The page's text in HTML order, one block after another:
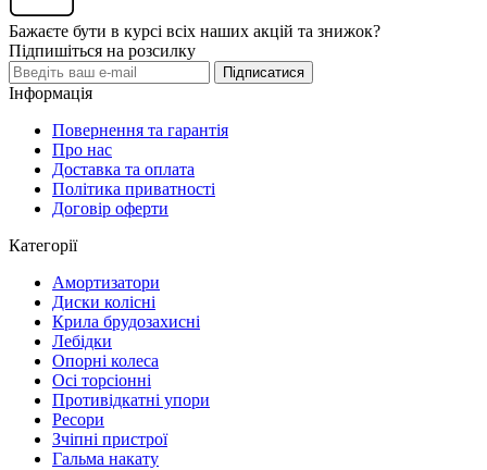
Бажаєте бути в курсі всіх наших акцій та знижок?
Підпишіться на розсилку
Підписатися
Інформація
Повернення та гарантія
Про нас
Доставка та оплата
Політика приватності
Договір оферти
Категорії
Амортизатори
Диски колісні
Крила брудозахисні
Лебідки
Опорні колеса
Осі торсіонні
Противідкатні упори
Ресори
Зчіпні пристрої
Гальма накату